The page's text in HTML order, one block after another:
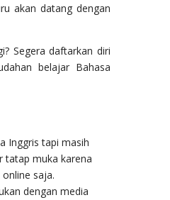
akan datang dengan
Segera daftarkan diri
belajar Bahasa
Inggris tapi masih
tatap muka karena
saja.
dengan media